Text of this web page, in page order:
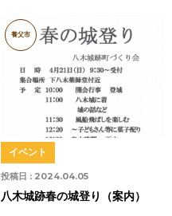
養父市
投稿日 : 2024.04.05
イベント
八木城跡春の城登り（案内）